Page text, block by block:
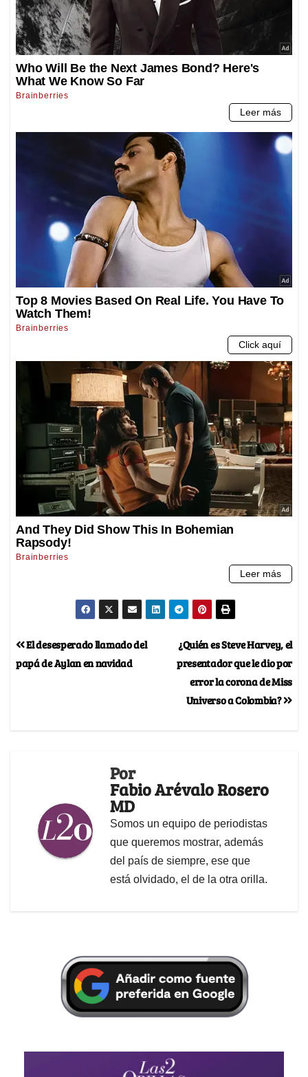
¿Quién es Steve Harvey, el
presentador que le dio por
error la corona de Miss
Universo a Colombia?
El desesperado llamado del
papá de Aylan en navidad
Por
Fabio Arévalo Rosero
MD
Somos un equipo de periodistas
que queremos mostrar, además
del país de siempre, ese que
está olvidado, el de la otra orilla.